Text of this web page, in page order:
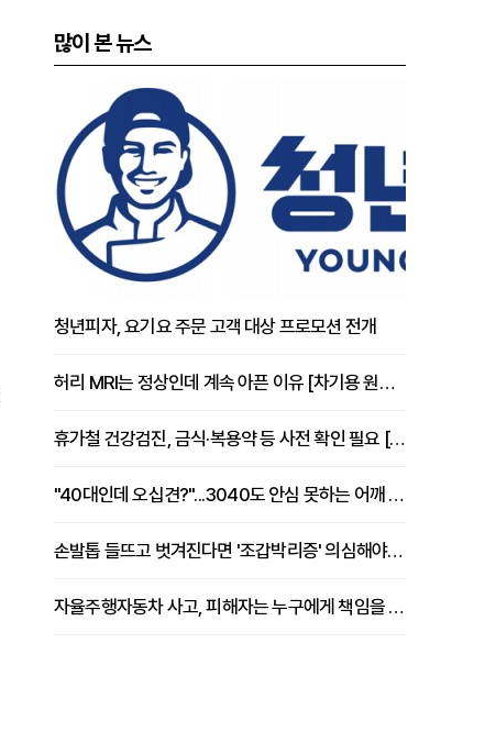
많이 본 뉴스
청년피자, 요기요 주문 고객 대상 프로모션 전개
허리 MRI는 정상인데 계속 아픈 이유 [차기용 원장 칼럼]
휴가철 건강검진, 금식·복용약 등 사전 확인 필요 [정도감 원장 칼럼]
"40대인데 오십견?"...3040도 안심 못하는 어깨 유착성 관절낭염
손발톱 들뜨고 벗겨진다면 '조갑박리증' 의심해야 [김철윤 원장 칼럼]
자율주행자동차 사고, 피해자는 누구에게 책임을 물을 수 있을까